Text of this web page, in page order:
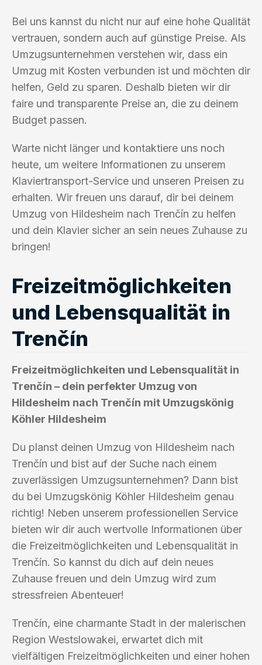
Bei uns kannst du nicht nur auf eine hohe Qualität
vertrauen, sondern auch auf günstige Preise. Als
Umzugsunternehmen verstehen wir, dass ein
Umzug mit Kosten verbunden ist und möchten dir
helfen, Geld zu sparen. Deshalb bieten wir dir
faire und transparente Preise an, die zu deinem
Budget passen.
Warte nicht länger und kontaktiere uns noch
heute, um weitere Informationen zu unserem
Klaviertransport-Service und unseren Preisen zu
erhalten. Wir freuen uns darauf, dir bei deinem
Umzug von Hildesheim nach Trenčín zu helfen
und dein Klavier sicher an sein neues Zuhause zu
bringen!
Freizeitmöglichkeiten
und Lebensqualität in
Trenčín
Freizeitmöglichkeiten und Lebensqualität in
Trenčín – dein perfekter Umzug von
Hildesheim nach Trenčín mit Umzugskönig
Köhler Hildesheim
Du planst deinen Umzug von Hildesheim nach
Trenčín und bist auf der Suche nach einem
zuverlässigen Umzugsunternehmen? Dann bist
du bei Umzugskönig Köhler Hildesheim genau
richtig! Neben unserem professionellen Service
bieten wir dir auch wertvolle Informationen über
die Freizeitmöglichkeiten und Lebensqualität in
Trenčín. So kannst du dich auf dein neues
Zuhause freuen und dein Umzug wird zum
stressfreien Abenteuer!
Trenčín, eine charmante Stadt in der malerischen
Region Westslowakei, erwartet dich mit
vielfältigen Freizeitmöglichkeiten und einer hohen